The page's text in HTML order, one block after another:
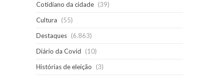
Cotidiano da cidade (39)
Cultura
(55)
Destaques (6.863)
Diário da Covid
(10)
Histórias de eleição
(3)